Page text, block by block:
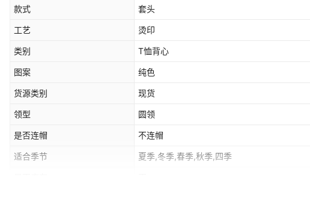
款式 套头
工艺 烫印
类别 T恤背心
图案 纯色
货源类别 现货
领型 圆领
是否连帽 不连帽
适合季节 夏季,冬季,春季,秋季,四季